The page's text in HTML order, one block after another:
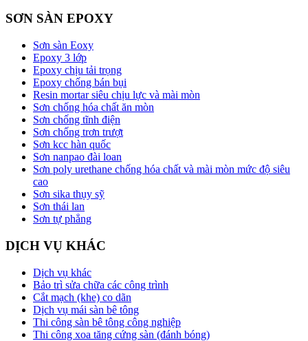
SƠN SÀN EPOXY
Sơn sàn Eoxy
Epoxy 3 lớp
Epoxy chịu tải trọng
Epoxy chống bán bụi
Resin mortar siêu chịu lực và mài mòn
Sơn chống hóa chất ăn mòn
Sơn chống tĩnh điện
Sơn chống trơn trượt
Sơn kcc hàn quốc
Sơn nanpao đài loan
Sơn poly urethane chống hóa chất và mài mòn mức độ siêu
cao
Sơn sika thụy sỹ
Sơn thái lan
Sơn tự phẳng
DỊCH VỤ KHÁC
Dịch vụ khác
Bảo trì sửa chữa các công trình
Cắt mạch (khe) co dãn
Dịch vụ mái sàn bê tông
Thi công sàn bê tông công nghiệp
Thi công xoa tăng cứng sàn (đánh bóng)